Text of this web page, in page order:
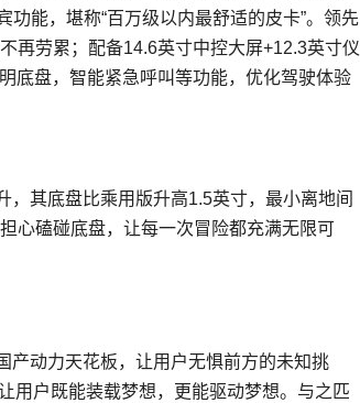
能，堪称“百万级以内最舒适的皮卡”。领先
再劳累；配备14.6英寸中控大屏+12.3英寸仪
底盘，智能紧急呼叫等功能，优化驾驶体验
其底盘比乘用版升高1.5英寸，最小离地间
心磕碰底盘，让每一次冒险都充满无限可
产动力天花板，让用户无惧前方的未知挑
用户既能装载梦想，更能驱动梦想。与之匹